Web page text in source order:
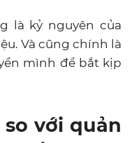
là kỷ nguyên của
Và cũng chính là
mình để bắt kịp
với quản